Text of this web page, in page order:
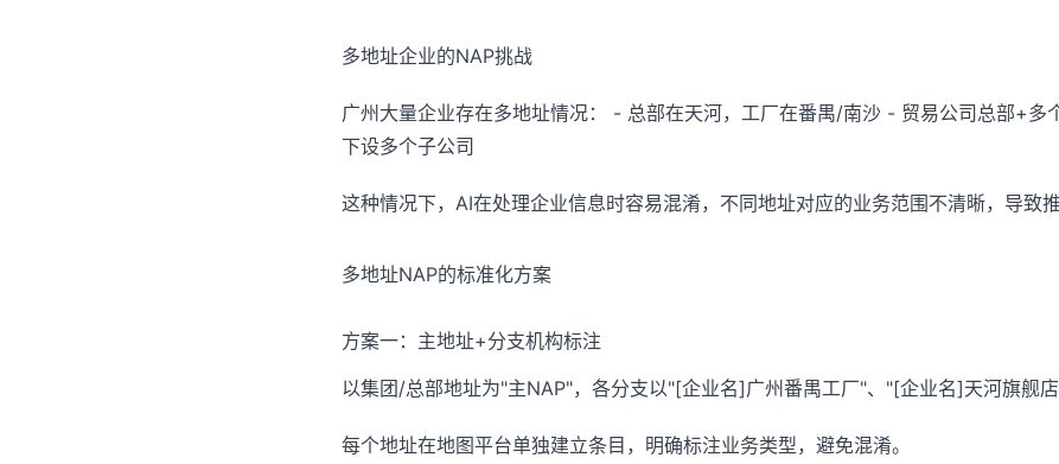
多地址企业的NAP挑战
广州大量企业存在多地址情况： - 总部在天河，工厂在番禺/南沙 - 贸易公司总部+多
下设多个子公司
这种情况下，AI在处理企业信息时容易混淆，不同地址对应的业务范围不清晰，导致
多地址NAP的标准化方案
方案一：主地址+分支机构标注
以集团/总部地址为"主NAP"，各分支以"[企业名]广州番禺工厂"、"[企业名]天河旗舰店
每个地址在地图平台单独建立条目，明确标注业务类型，避免混淆。